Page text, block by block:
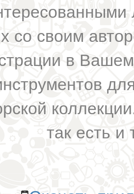
со своим
в
так есть и